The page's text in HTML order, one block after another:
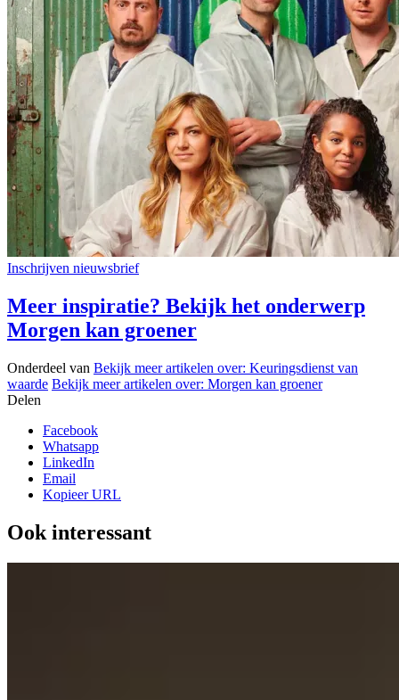
Inschrijven nieuwsbrief
Meer inspiratie? Bekijk het onderwerp
Morgen kan groener
Onderdeel van Bekijk meer artikelen over: Keuringsdienst van
waarde Bekijk meer artikelen over: Morgen kan groener
Delen
Facebook
Whatsapp
LinkedIn
Email
Kopieer URL
Ook interessant